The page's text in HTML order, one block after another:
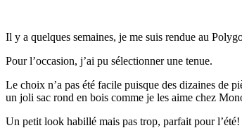
Il y a quelques semaines, je me suis rendue au
Pour l’occasion, j’ai pu sélectionner une tenue.
Le choix n’a pas été facile puisque des dizaines de
un joli sac rond en bois comme je les aime chez
Un petit look habillé mais pas trop, parfait pour l’été!